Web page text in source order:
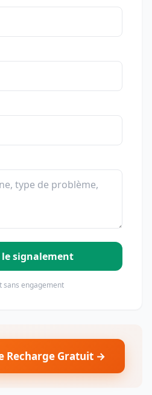
le signalement
sans engagement
Recharge Gratuit →